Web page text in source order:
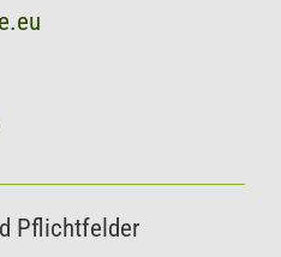
Pflichtfelder